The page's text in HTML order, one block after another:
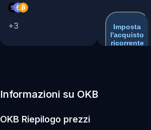
+3
Imposta
l'acquisto
ricorrente
Informazioni su OKB
OKB Riepilogo prezzi